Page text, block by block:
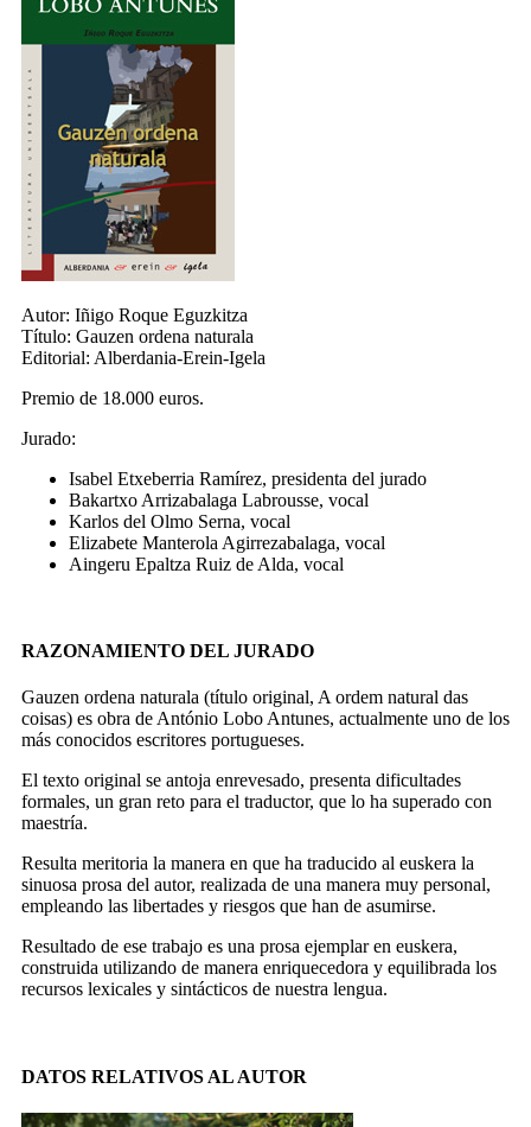
Autor: Iñigo Roque Eguzkitza
Título: Gauzen ordena naturala
Editorial: Alberdania-Erein-Igela
Premio de 18.000 euros.
Jurado:
Isabel Etxeberria Ramírez, presidenta del jurado
Bakartxo Arrizabalaga Labrousse, vocal
Karlos del Olmo Serna, vocal
Elizabete Manterola Agirrezabalaga, vocal
Aingeru Epaltza Ruiz de Alda, vocal
RAZONAMIENTO DEL JURADO
Gauzen ordena naturala (título original, A ordem natural das
coisas) es obra de António Lobo Antunes, actualmente uno de los
más conocidos escritores portugueses.
El texto original se antoja enrevesado, presenta dificultades
formales, un gran reto para el traductor, que lo ha superado con
maestría.
Resulta meritoria la manera en que ha traducido al euskera la
sinuosa prosa del autor, realizada de una manera muy personal,
empleando las libertades y riesgos que han de asumirse.
Resultado de ese trabajo es una prosa ejemplar en euskera,
construida utilizando de manera enriquecedora y equilibrada los
recursos lexicales y sintácticos de nuestra lengua.
DATOS RELATIVOS AL AUTOR